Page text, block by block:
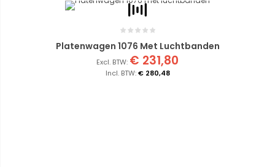
Platenwagen 1076 Met Luchtbanden
€ 280,48
€ 231,80